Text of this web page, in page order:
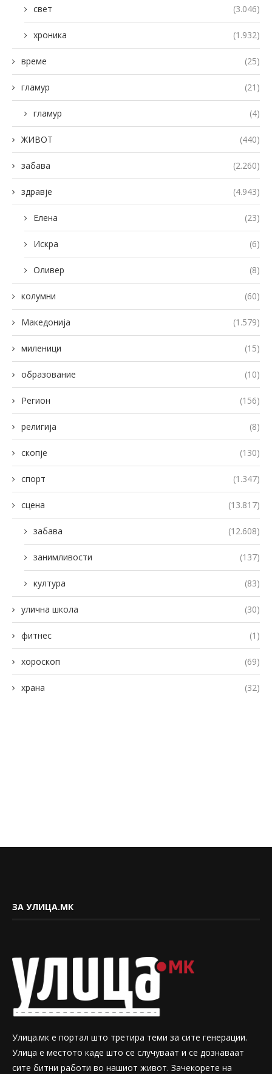
свет (3.046)
хроника (1.932)
време (25)
гламур (21)
гламур (4)
ЖИВОТ (440)
забава (2.260)
здравје (4.943)
Елена (23)
Искра (6)
Оливер (8)
колумни (60)
Македонија (1.579)
миленици (15)
образование (10)
Регион (156)
религија (8)
скопје (130)
спорт (1.347)
сцена (13.817)
забава (12.608)
занимливости (137)
култура (83)
улична школа (30)
фитнес (1)
хороскоп (69)
храна (32)
ЗА УЛИЦА.МК
Улица.мк е портал што третира теми за сите генерации.
Улица е местото каде што се случуваат и се дознаваат
сите битни работи во нашиот живот. Зачекорете на